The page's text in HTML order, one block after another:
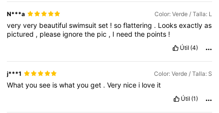
N***a Color: Verde / Talla: L
veryvery beautifulswimsuitset !soflattering . Looksexactlyas
pictured , please ignorethe pic , I needthe points !
Útil (4)
j***1 Color: Verde / Talla: S
Whatyousee iswhatyouget .Very nice i love it
Útil (1)